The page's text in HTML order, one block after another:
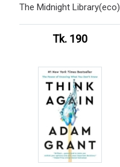
The Midnight Library(eco)
Tk. 190